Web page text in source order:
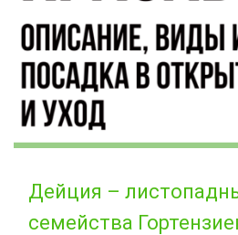
Дейция –
семейства